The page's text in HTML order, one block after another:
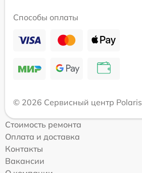
Способы оплаты
© 2026 Сервисный центр Polaris
Стоимость ремонта
Оплата и доставка
Контакты
Вакансии